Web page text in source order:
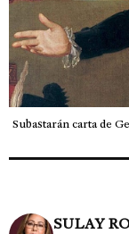
Subastarán carta de
SULAY